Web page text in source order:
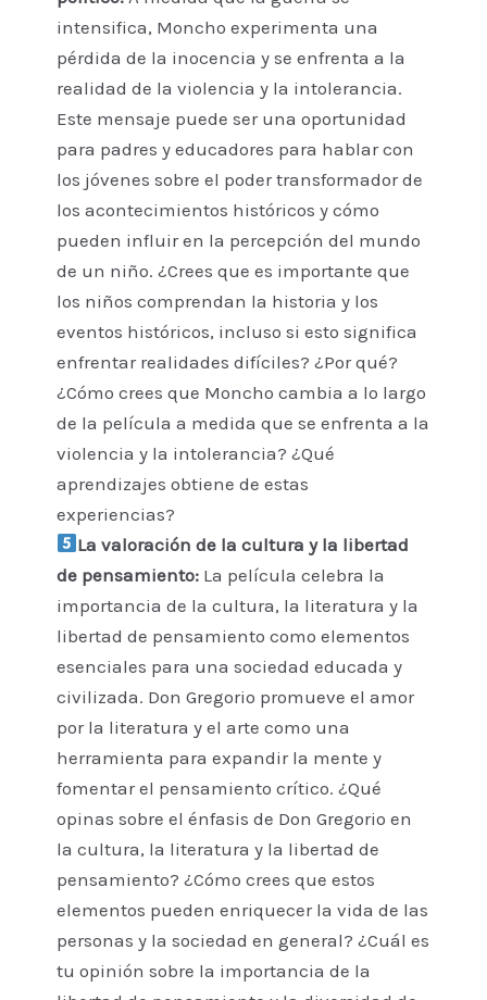
intensifica, Moncho experimenta una
pérdida de la inocencia y se enfrenta a la
realidad de la violencia y la intolerancia.
Este mensaje puede ser una oportunidad
para padres y educadores para hablar con
los jóvenes sobre el poder transformador de
los acontecimientos históricos y cómo
pueden influir en la percepción del mundo
de un niño. ¿Crees que es importante que
los niños comprendan la historia y los
eventos históricos, incluso si esto significa
enfrentar realidades difíciles? ¿Por qué?
¿Cómo crees que Moncho cambia a lo largo
de la película a medida que se enfrenta a la
violencia y la intolerancia? ¿Qué
aprendizajes obtiene de estas
experiencias?
La valoración de la cultura y la libertad
de pensamiento: La película celebra la
importancia de la cultura, la literatura y la
libertad de pensamiento como elementos
esenciales para una sociedad educada y
civilizada. Don Gregorio promueve el amor
por la literatura y el arte como una
herramienta para expandir la mente y
fomentar el pensamiento crítico. ¿Qué
opinas sobre el énfasis de Don Gregorio en
la cultura, la literatura y la libertad de
pensamiento? ¿Cómo crees que estos
elementos pueden enriquecer la vida de las
personas y la sociedad en general? ¿Cuál es
tu opinión sobre la importancia de la